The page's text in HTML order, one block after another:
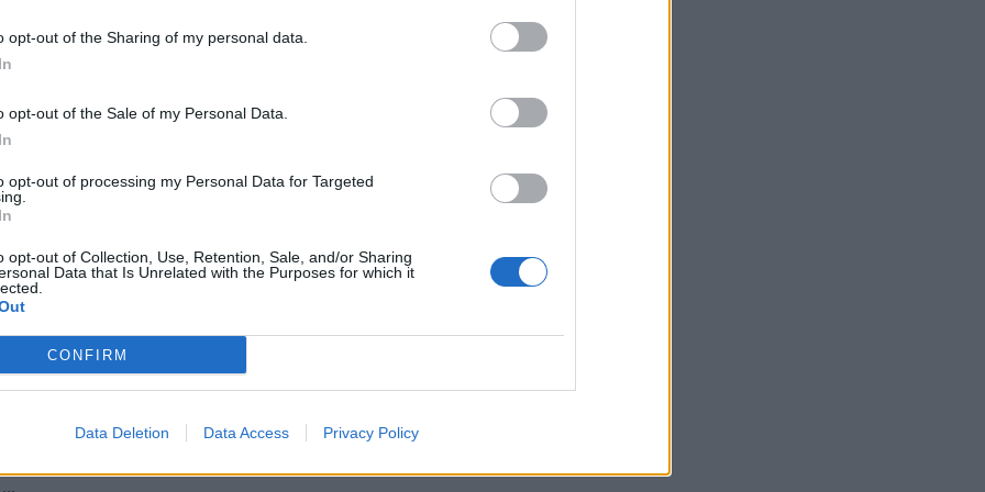
opt-out of the Sharing of my personal data.
opt-out of the Sale of my Personal Data.
opt-out of processing my Personal Data for Targeted
opt-out of Collection, Use, Retention, Sale, and/or Sharing
Data that Is Unrelated with the Purposes for which it
CONFIRM
Data Deletion Data Access Privacy Policy
se lahko država znajde v takšnih ali drugačnih težavah,
pride preprosto do električnih mrkov, zaradi katerih
sredstev na računu," je dejal.
tudi
digitalnih orodij. "Predlog je pomemben tudi zato, ker so
se jim prisluhne," je dodal.
do uporabe gotovine v ustavo "zelo verjetno lahko preprečil
ta predlog pojavil".
v ustavo opozorila na pravne vidike, ki zadevajo
Zato je pozdravila odločitev DZ, ki je predlog poslal v
ECB prepoznala glavni cilj predloga, to je krepitev